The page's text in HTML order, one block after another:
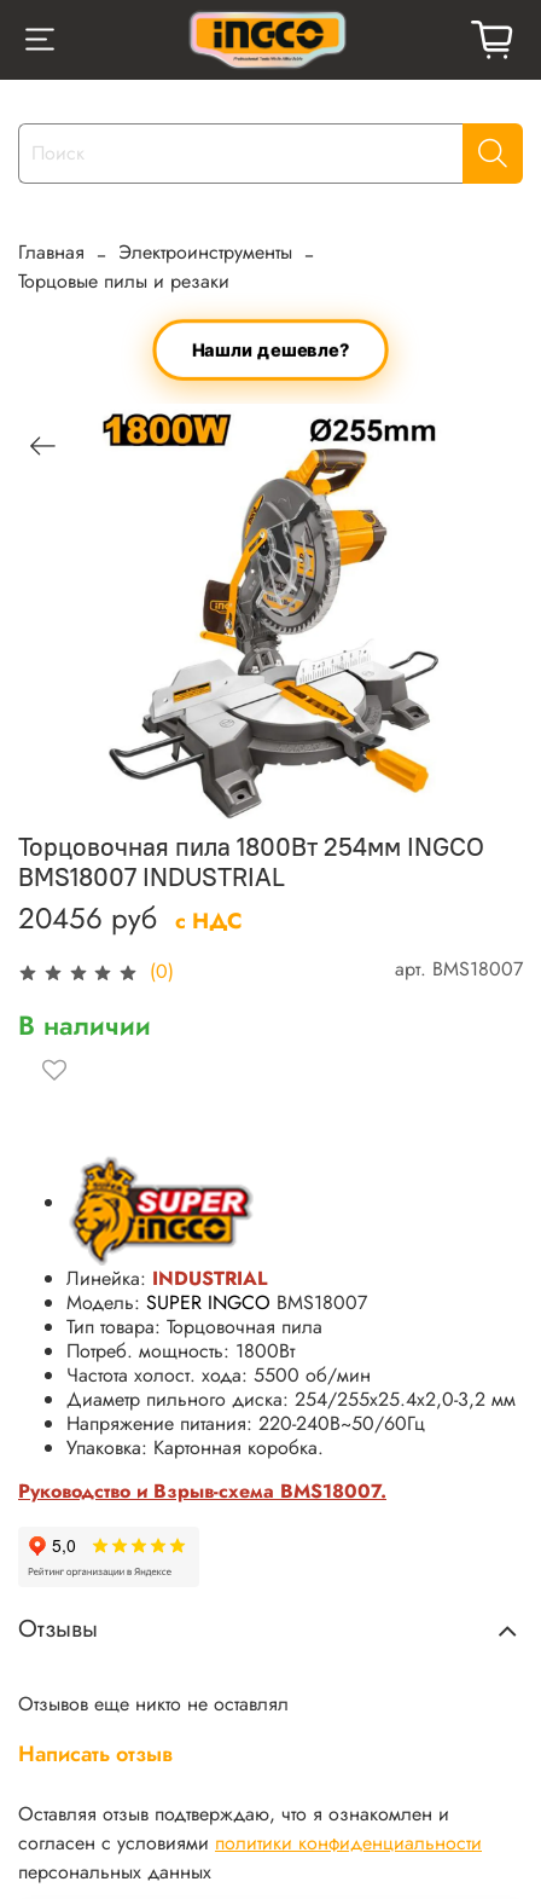
Главная
Электроинструменты
Торцовые пилы и резаки
Нашли дешевле?
(0) арт. BMS18007
Торцовочная пила 1800Вт 254мм INGCO
BMS18007 INDUSTRIAL
20456 руб с НДС
В наличии
Линейка: INDUSTRIAL
Модель: SUPER INGCO BMS18007
Тип товара: Торцовочная пила
Потреб. мощность: 1800Вт
Частота холост. хода: 5500 об/мин
Диаметр пильного диска: 254/255х25.4х2,0-3,2 мм
Напряжение питания: 220-240В~50/60Гц
Упаковка: Картонная коробка.
Руководство и Взрыв-схема BMS18007.
Отзывы
Отзывов еще никто не оставлял
Написать отзыв
Оставляя отзыв подтверждаю, что я ознакомлен и
согласен с условиями политики конфиденциальности
персональных данных